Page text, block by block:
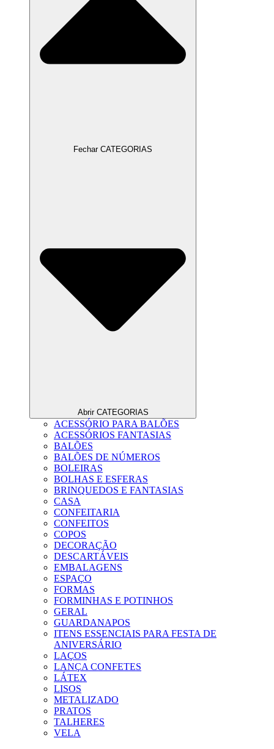
Fechar CATEGORIAS
Abrir CATEGORIAS
ACESSÓRIO PARA BALÕES
ACESSÓRIOS FANTASIAS
BALÕES
BALÕES DE NÚMEROS
BOLEIRAS
BOLHAS E ESFERAS
BRINQUEDOS E FANTASIAS
CASA
CONFEITARIA
CONFEITOS
COPOS
DECORAÇÃO
DESCARTÁVEIS
EMBALAGENS
ESPAÇO
FORMAS
FORMINHAS E POTINHOS
GERAL
GUARDANAPOS
ITENS ESSENCIAIS PARA FESTA DE
ANIVERSÁRIO
LAÇOS
LANÇA CONFETES
LÁTEX
LISOS
METALIZADO
PRATOS
TALHERES
VELA